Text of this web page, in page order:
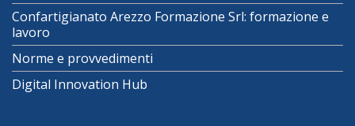
Confartigianato Arezzo Formazione Srl: formazione e
lavoro
Norme e provvedimenti
Digital Innovation Hub